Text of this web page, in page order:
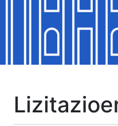
Erakutsi/
Erakutsi/
Erakutsi/